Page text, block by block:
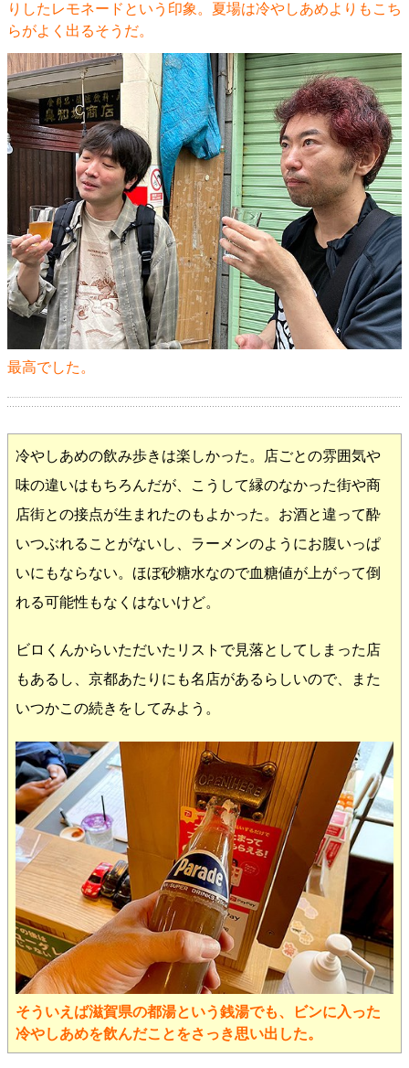
りしたレモネードという印象。夏場は冷やしあめよりもこち
らがよく出るそうだ。
最高でした。
冷やしあめの飲み歩きは楽しかった。店ごとの雰囲気や
味の違いはもちろんだが、こうして縁のなかった街や商
店街との接点が生まれたのもよかった。お酒と違って酔
いつぶれることがないし、ラーメンのようにお腹いっぱ
いにもならない。ほぼ砂糖水なので血糖値が上がって倒
れる可能性もなくはないけど。
ビロくんからいただいたリストで見落としてしまった店
もあるし、京都あたりにも名店があるらしいので、また
いつかこの続きをしてみよう。
そういえば滋賀県の都湯という銭湯でも、ビンに入った
冷やしあめを飲んだことをさっき思い出した。